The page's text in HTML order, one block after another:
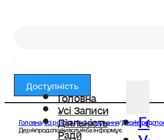
Головна
Усі Записи
Діяльність
Ради
Доступність
Головна/Усі розділи/Інформування/
Держпродспоживслужба інформує